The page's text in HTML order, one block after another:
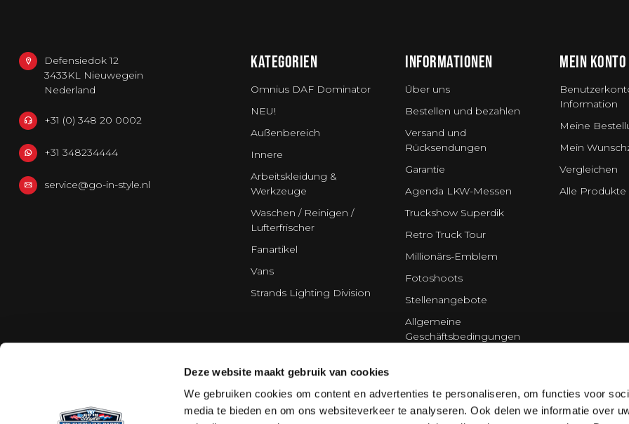
Deze website maakt gebruik van cookies
We gebruiken cookies om content en advertenties te personaliseren, om functies voor
media te bieden en om ons websiteverkeer te analyseren. Ook delen we informatie over
Defensiedok 12
3433KL Nieuwegein
Nederland
+31 (0) 348 20 0002
+31 348234444
service@go-in-style.nl
KATEGORIEN
Omnius DAF Dominator
NEU!
Außenbereich
Innere
Arbeitskleidung &
Werkzeuge
Waschen / Reinigen /
Lufterfrischer
Fanartikel
Vans
Strands Lighting Division
INFORMATIONEN
Über uns
Bestellen und bezahlen
Versand und
Rücksendungen
Garantie
Agenda LKW-Messen
Truckshow Superdik
Retro Truck Tour
Millionärs-Emblem
Fotoshoots
Stellenangebote
Allgemeine
Geschäftsbedingungen
Cookie policy
MEIN KONTO
Information
Meine
Mein
Vergleichen
Alle Produkte